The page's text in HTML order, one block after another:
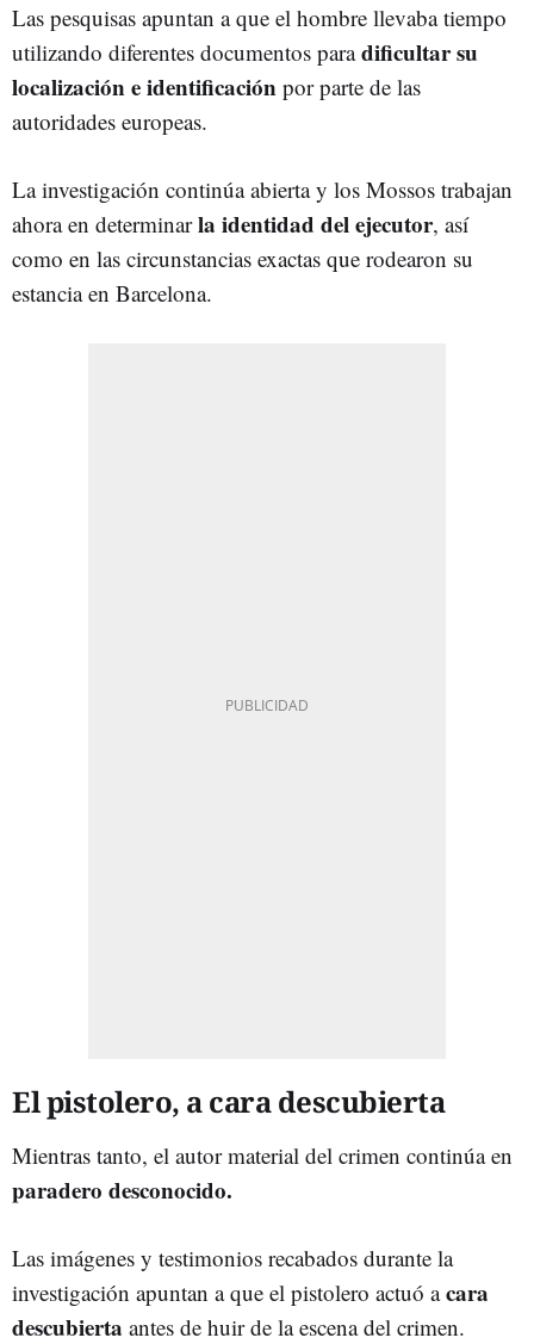
Las pesquisas apuntan a que el hombre llevaba tiempo
utilizando diferentes documentos paradificultar su
localizacióne identificación por parte de las
autoridades europeas.
La investigación continúa abierta y los Mossos trabajan
ahora en determinarla identidad del ejecutor, así
como en las circunstancias exactas que rodearon su
estancia en Barcelona.
El pistolero, a cara descubierta
Mientras tanto, el autor material del crimen continúa en
paradero desconocido.
Las imágenes y testimonios recabados durante la
investigación apuntan a que el pistolero actuó acara
descubierta antes de huir de la escena del crimen.